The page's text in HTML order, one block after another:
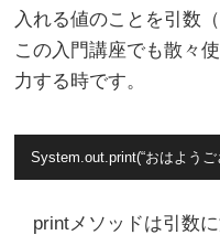
入れる値のことを引数
この入門講座でも散々
力する時です。
System.out.print(“おはようご
printメソッドは引数